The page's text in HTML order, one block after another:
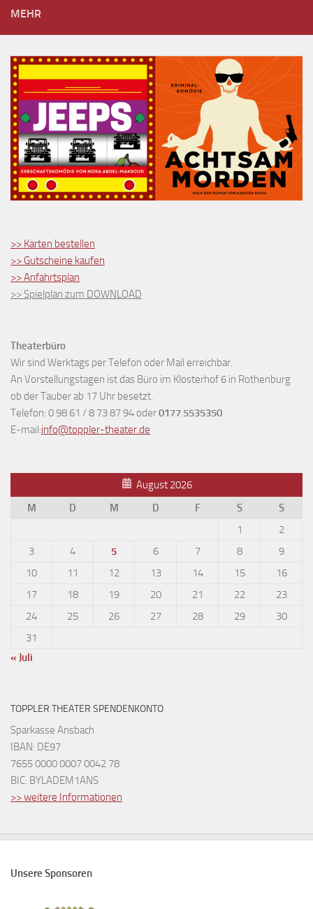
MEHR
>> Karten bestellen
>> Gutscheine kaufen
>> Anfahrtsplan
>> Spielplan zum DOWNLOAD
Theaterbüro
Wir sind Werktags per Telefon oder Mail erreichbar.
An Vorstellungstagen ist das Büro im Klosterhof 6 in Rothenburg
ob der Tauber ab 17 Uhr besetzt.
Telefon: 0 98 61 / 8 73 87 94 oder0177 5535350
E-mail:info@toppler-theater.de
August 2026
M
D M D F S
S
1
2
3
4 5 6 7 8
9
10
11 12 13 14 15
16
17
18 19 20 21 22
23
24
25 26 27 28 29
30
31
« Juli
TOPPLER THEATER SPENDENKONTO
Sparkasse Ansbach
IBAN: DE97
7655 0000 0007 0042 78
BIC: BYLADEM1ANS
>> weitere Informationen
Unsere Sponsoren